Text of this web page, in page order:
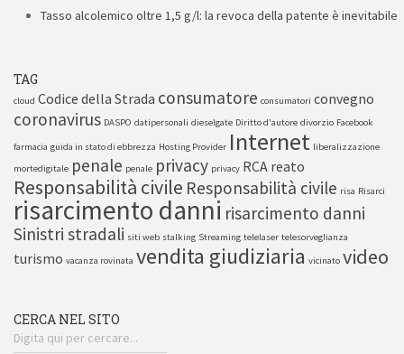
Tasso alcolemico oltre 1,5 g/l: la revoca della patente è inevitabile
TAG
cloud Codice della Strada consumatore consumatori convegno
coronavirus DASPO datipersonali dieselgate Diritto d'autore divorzio Facebook
farmacia guida in stato di ebbrezza Hosting Provider Internet liberalizzazione
mortedigitale penale penale privacy privacy RCA reato
Responsabilità civile Responsabilità civile risa Risarci
risarcimento danni risarcimento danni
Sinistri stradali siti web stalking Streaming telelaser telesorveglianza
turismo vacanza rovinata vendita giudiziaria vicinato video
CERCA NEL SITO